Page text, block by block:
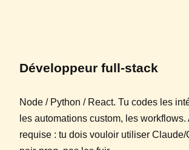
Développeur full-stack
Node / Python / React. Tu codes les
les automations custom, les workflows.
requise : tu dois vouloir utiliser